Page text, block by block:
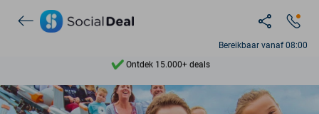
Bereikbaar vanaf 08:00
7 dagen per week beschikbaar
10+ miljoen leden